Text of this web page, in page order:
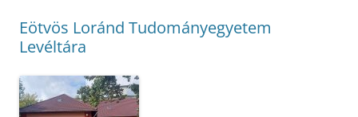
Eötvös Loránd Tudományegyetem
Levéltára